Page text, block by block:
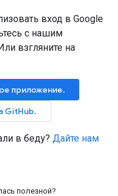
вход в Google
с нашим
взгляните на
приложение.
GitHub.
в беду? Дайте нам
полезной?